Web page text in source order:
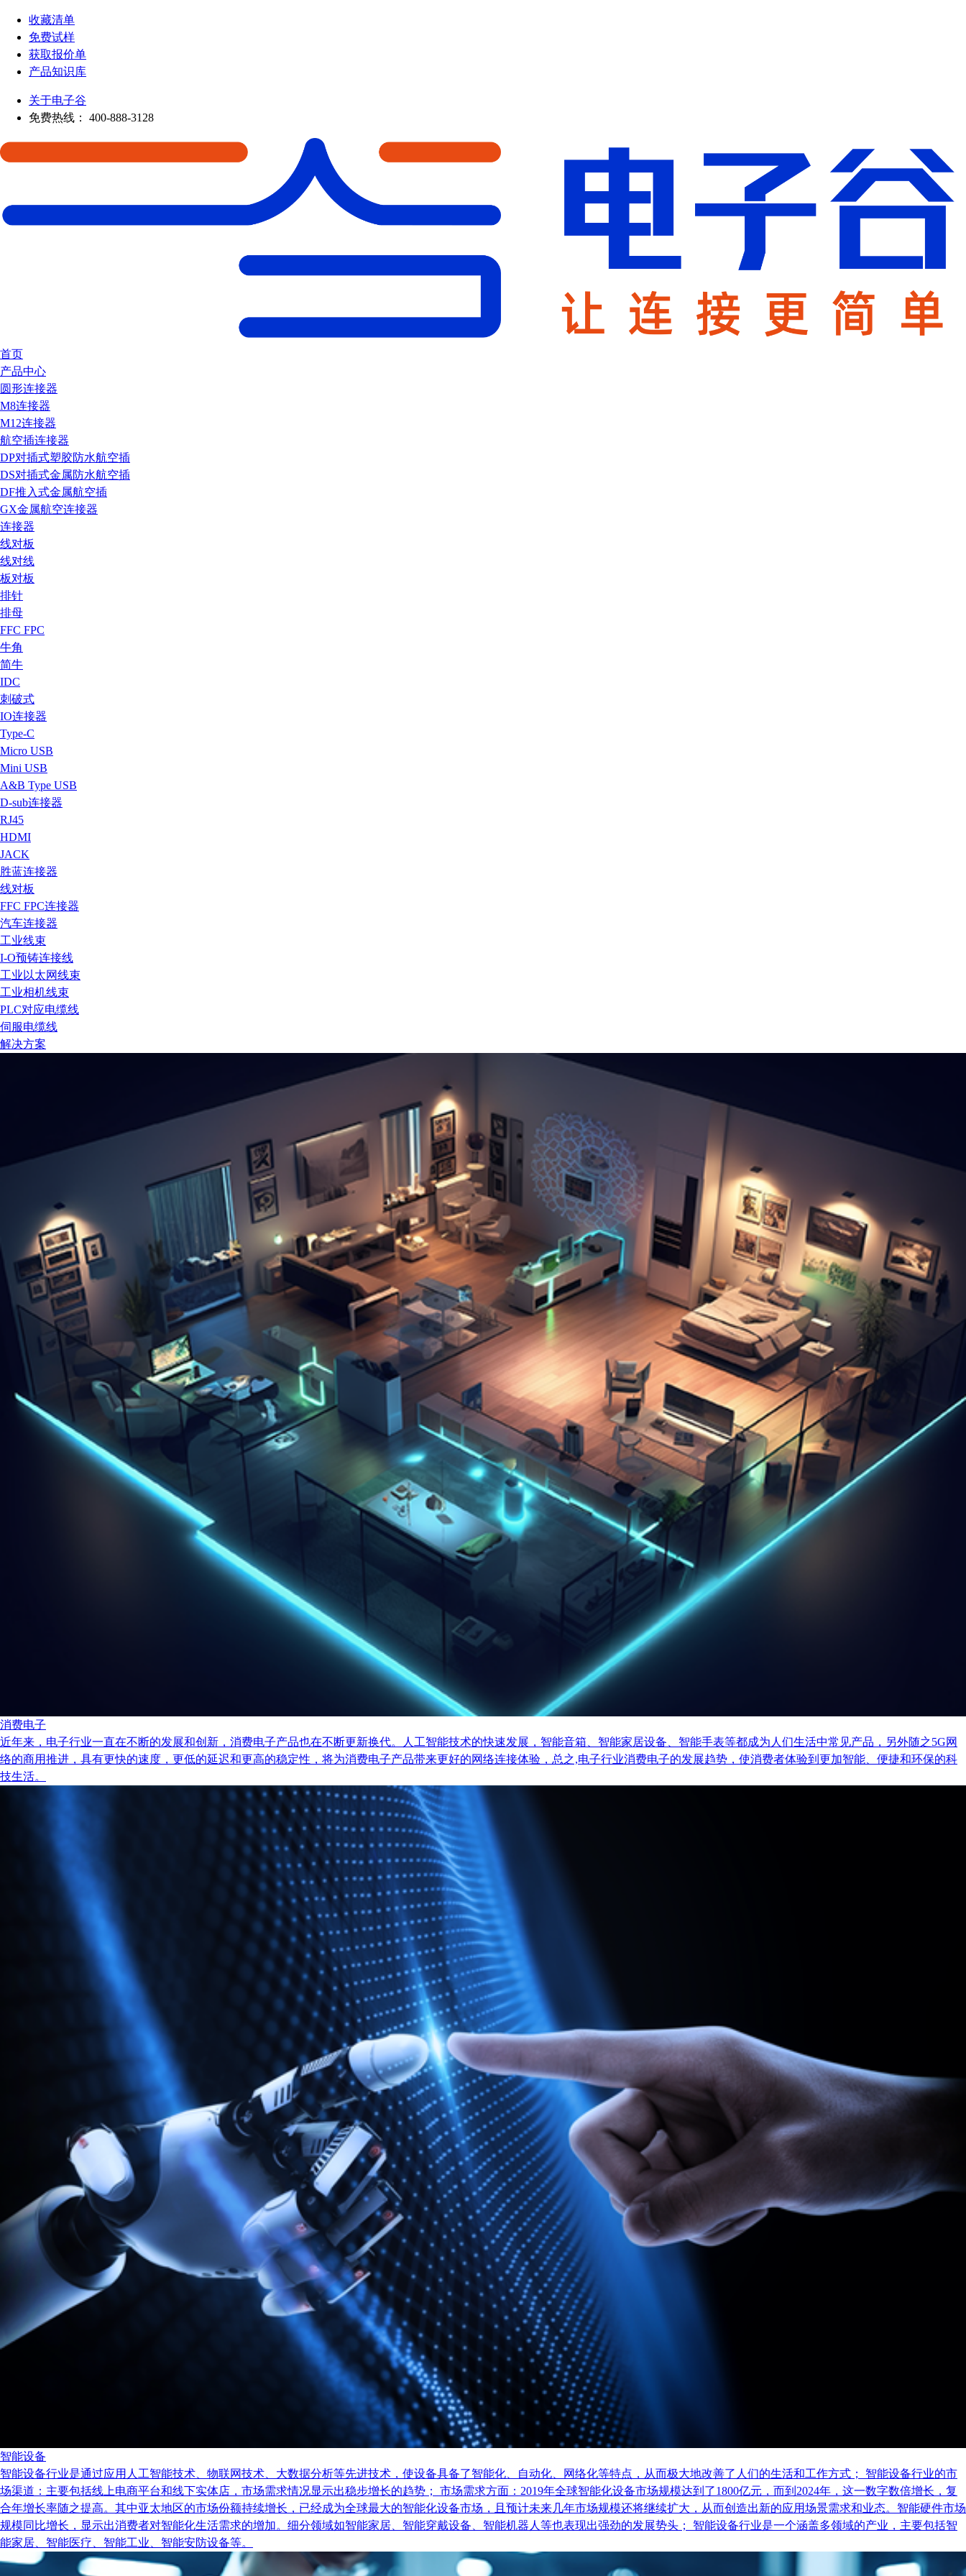
收藏清单
免费试样
获取报价单
产品知识库
关于电子谷
免费热线：
400-888-3128
首页
产品中心
圆形连接器
M8连接器
M12连接器
航空插连接器
DP对插式塑胶防水航空插
DS对插式金属防水航空插
DF推入式金属航空插
GX金属航空连接器
连接器
线对板
线对线
板对板
排针
排母
FFC FPC
牛角
简牛
IDC
刺破式
IO连接器
Type-C
Micro USB
Mini USB
A&B Type USB
D-sub连接器
RJ45
HDMI
JACK
胜蓝连接器
线对板
FFC FPC连接器
汽车连接器
工业线束
I-O预铸连接线
工业以太网线束
工业相机线束
PLC对应电缆线
伺服电缆线
解决方案
消费电子
近年来，电子行业一直在不断的发展和创新，消费电子产品也在不断更新换代。人工智能技术的快速发展，智能音箱、智能家居设备、智能手表等都成为人们生活中常见产品，另外随之5G网
络的商用推进，具有更快的速度，更低的延迟和更高的稳定性，将为消费电子产品带来更好的网络连接体验，总之,电子行业消费电子的发展趋势，使消费者体验到更加智能、便捷和环保的科
技生活。
智能设备
智能设备行业是通过应用人工智能技术、物联网技术、大数据分析等先进技术，使设备具备了智能化、自动化、网络化等特点，从而极大地改善了人们的生活和工作方式； 智能设备行业的市
场渠道：主要包括线上电商平台和线下实体店，市场需求情况显示出稳步增长的趋势； 市场需求方面：2019年全球智能化设备市场规模达到了1800亿元，而到2024年，这一数字数倍增长，复
合年增长率随之提高。其中亚太地区的市场份额持续增长，已经成为全球最大的智能化设备市场，且预计未来几年市场规模还将继续扩大，从而创造出新的应用场景需求和业态。智能硬件市场
规模同比增长，显示出消费者对智能化生活需求的增加。细分领域如智能家居、智能穿戴设备、智能机器人等也表现出强劲的发展势头； 智能设备行业是一个涵盖多领域的产业，主要包括智
能家居、智能医疗、智能工业、智能安防设备等。